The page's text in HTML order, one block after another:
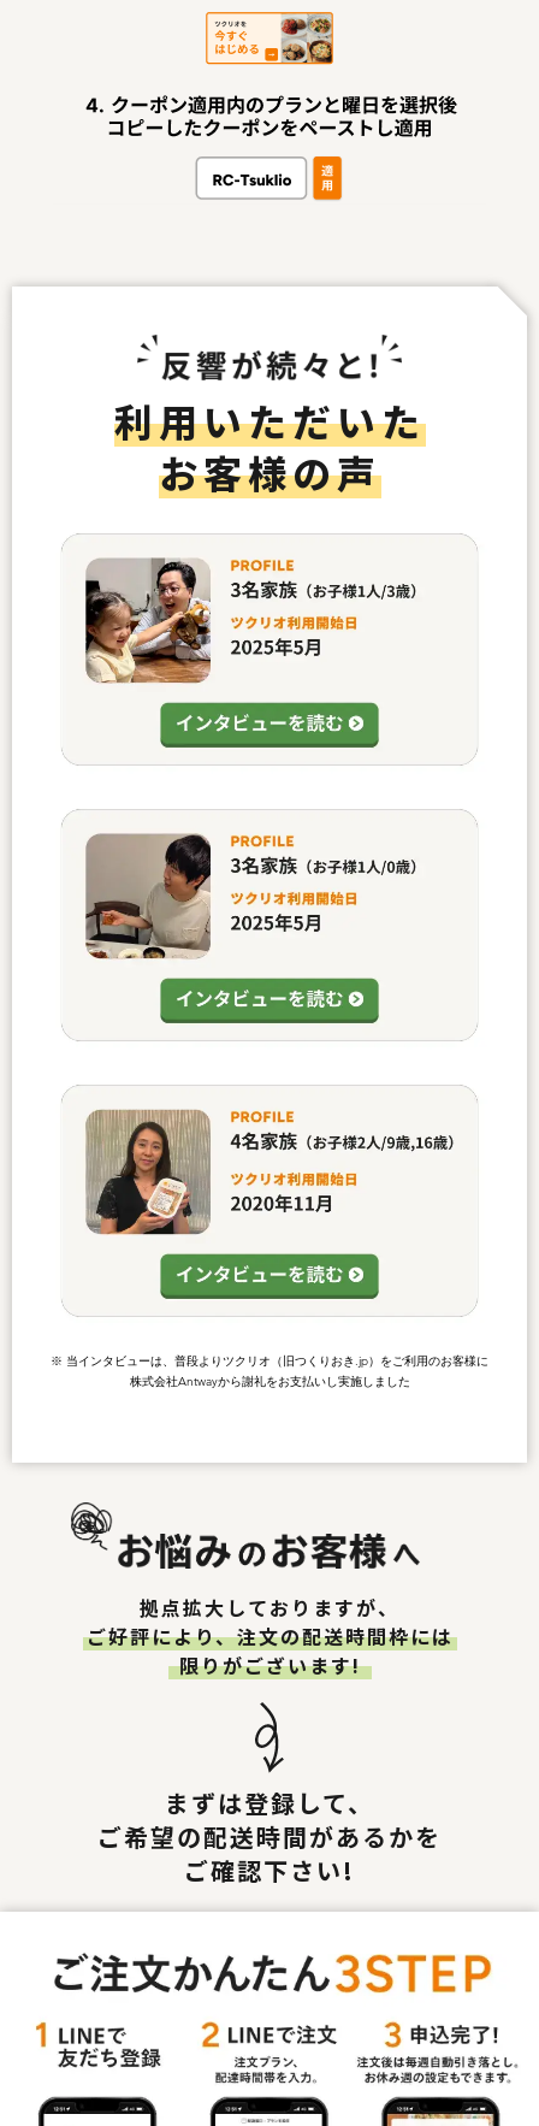
利用いただいた
お客様の声
※ 当インタビューは、普段よりツクリオ（旧つくりおき.jp）をご利用のお客様に
株式会社Antwayから謝礼をお支払いし実施しました
拠点拡大しておりますが、
ご好評により、注文の配送時間枠には
限りがございます!
まずは登録して、
ご希望の配送時間があるかを
ご確認下さい!